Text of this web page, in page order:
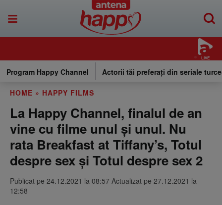
LIVE
Program Happy Channel Actorii tăi preferați din seriale
HOME » HAPPY FILMS
La Happy Channel, finalul de an
vine cu filme unul și unul. Nu
rata Breakfast at Tiffany’s, Totul
despre sex și Totul despre sex 2
Publicat pe 24.12.2021 la 08:57 Actualizat pe 27.12.2021 la
12:58